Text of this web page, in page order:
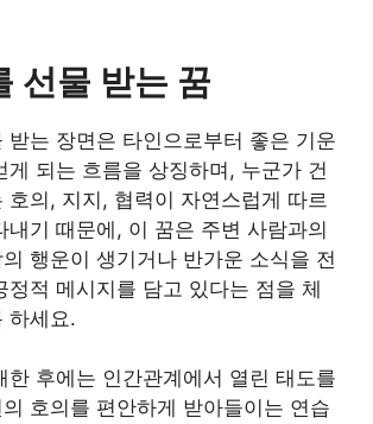
선물 받는 꿈
받는 장면은 타인으로부터 좋은 기운
게 되는 흐름을 상징하며, 누군가 건
호의, 지지, 협력이 자연스럽게 따르
내기 때문에, 이 꿈은 주변 사람과의
행운이 생기거나 반가운 소식을 전
정적 메시지를 담고 있다는 점을 체
하세요.
한 후에는 인간관계에서 열린 태도를
호의를 편안하게 받아들이는 연습